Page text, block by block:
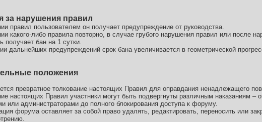
за нарушения правил
правил пользователем он получает предупреждение от руководства.
какого-либо правила повторно, в случае грубого нарушения правил или после
получает бан на 1 сутки.
дальнейших предупреждений срок бана увеличивается в геометрической
положения
превратное толкование настоящих Правил для оправдания ненадлежащего
настоящих Правил участники могут быть подвергнуты различным наказаниям –
или администраторами до полного блокирования доступа к форуму.
форума оставляет за собой право удалять, редактировать, переносить или